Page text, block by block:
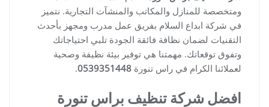
ومتخصصة للمنازل والمكاتب والمنشآت التجارية. نتميز
في شركة ابداع السلام بفريق عمل مدرب ومجهز بأحدث
التقنيات لضمان نظافة فائقة الجودة تلبي احتياجاتك
وتفوق توقعاتك. مهمتنا هي توفير بيئة نظيفة وصحية
لعملائنا الكرام في راس تنورة 0539351448
.
افضل شركة تنظيف براس تنورة